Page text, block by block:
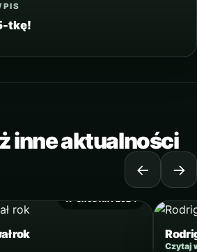
tkę!
inne aktualności
← →
17 GRUDNIA 2024
rok
Czytaj